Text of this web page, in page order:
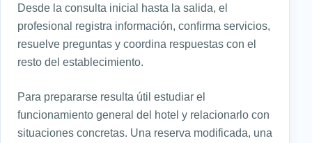
Desde la consulta inicial hasta la salida, el
profesional registra información, confirma servicios,
resuelve preguntas y coordina respuestas con el
resto del establecimiento.
Para prepararse resulta útil estudiar el
funcionamiento general del hotel y relacionarlo con
situaciones concretas. Una reserva modificada, una